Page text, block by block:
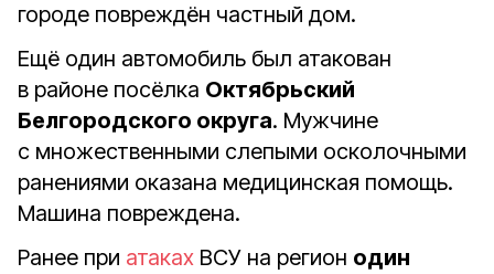
городе повреждён частный дом.
Ещё один автомобиль был атакован
в районе посёлка Октябрьский
Белгородского округа. Мужчине
с множественными слепыми осколочными
ранениями оказана медицинская помощь.
Машина повреждена.
Ранее при атаках ВСУ на регион один